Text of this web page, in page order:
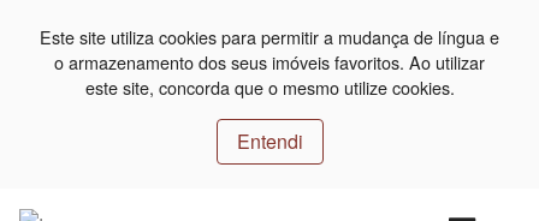
Este site utiliza cookies para permitir a mudança de língua e
o armazenamento dos seus imóveis favoritos. Ao utilizar
este site, concorda que o mesmo utilize cookies.
Entendi